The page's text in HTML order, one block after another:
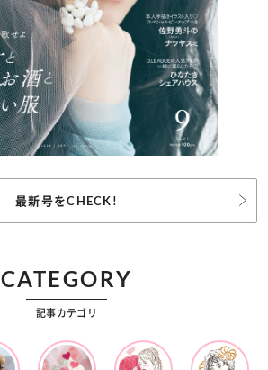
最新号をCHECK!
CATEGORY
記事カテゴリ